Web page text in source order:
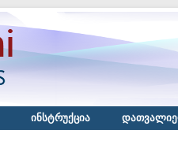
ინსტრუქცია